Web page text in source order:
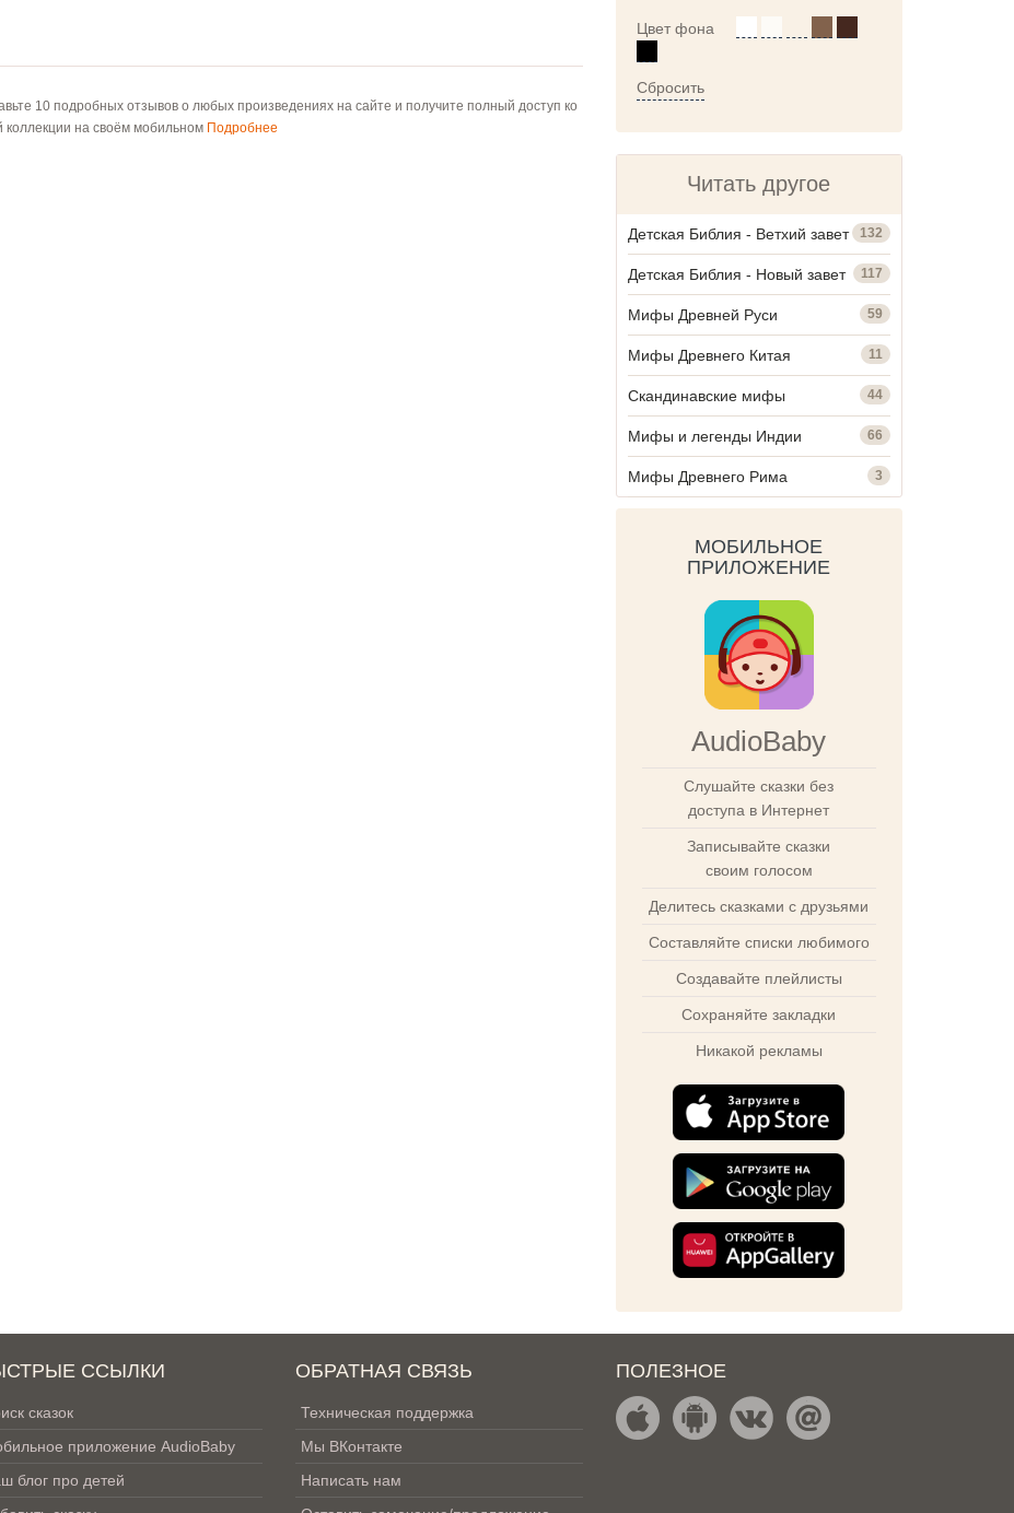
10 подробных отзывов о любых произведениях на сайте и получите полный доступ ко
коллекции на своём мобильном Подробнее
Цвет фона
Сбросить
Читать другое
Детская Библия - Ветхий завет 132
Детская Библия - Новый завет 117
Мифы Древней Руси 59
Мифы Древнего Китая 11
Скандинавские мифы 44
Мифы и легенды Индии 66
Мифы Древнего Рима 3
МОБИЛЬНОЕ
ПРИЛОЖЕНИЕ
AudioBaby
Слушайте сказки без
доступа в Интернет
Записывайте сказки
своим голосом
Делитесь сказками с друзьями
Составляйте списки любимого
Создавайте плейлисты
Сохраняйте закладки
Никакой рекламы
ССЫЛКИ
сказок
приложение AudioBaby
блог про детей
ОБРАТНАЯ СВЯЗЬ
Техническая поддержка
Мы ВКонтакте
Написать нам
ПОЛЕЗНОЕ